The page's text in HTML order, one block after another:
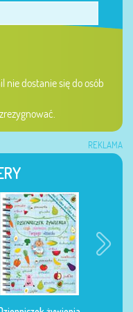
nie dostanie się do osób
REKLAMA